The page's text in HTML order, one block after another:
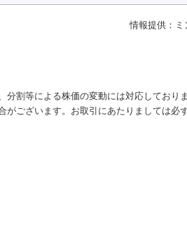
情報提供：ミ
割等による株価の変動には対応しておりま
がございます。お取引にあたりましては必